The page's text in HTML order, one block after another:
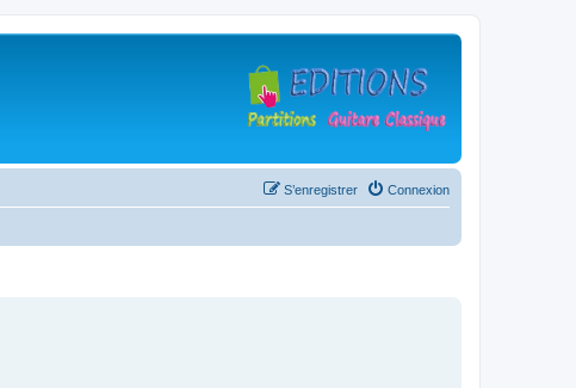
Connexion
S’enregistrer